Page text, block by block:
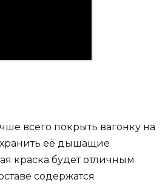
всего покрыть вагонку на
её дышащие
краска будет отличным
содержатся